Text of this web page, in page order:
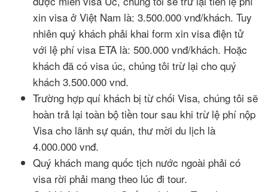
xin visa ở Việt Nam là: 3.500.000 vnđ/khách. Tuy
nhiên quý khách phải khai form xin visa điện tử
với lệ phí visa ETA là: 500.000 vnđ/khách. Hoặc
khách đã có visa úc, chúng tôi trừ lại cho quý
khách 3.500.000 vnd.
Trường hợp quí khách bị từ chối Visa, chúng tôi sẽ
hoàn trả lại toàn bộ tiền tour sau khi trừ lệ phí nộp
Visa cho lãnh sự quán, thư mời du lịch là
4.000.000 vnđ.
Quý khách mang quốc tịch nước ngoài phải có
visa rời phải mang theo lúc đi tour.